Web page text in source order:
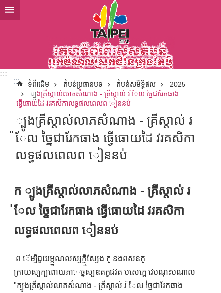
ទៅកាន់មាតិកាប្លុកមាតិកាសំខាន់
:::
:::
ទំព័រដើម តំបន់ប្រធានបទ តំបន់សមិទ្ធិផល
2025
្បូងគ្រីស្តាល់លាភសំណាង - គ្រីស្តាល់ រ ៉ែល ច្នៃជារែកធាង
ធ្វើធោយដៃ វរគសិកាលទ្ធផលពេលព ៀននប់
្បូងគ្រីស្តាល់លាភសំណាង - គ្រីស្តាល់ រ
៉ែល ច្នៃជារែកធាង ធ្វើធោយដៃ វរគសិកា
លទ្ធផលពេលព ៀននប់
ក ្បូងគ្រីស្តាល់លាភសំណាង - គ្រីស្តាល់ រ
៉ែល ច្នៃជារែកធាង ធ្វើធោយដៃ វរគសិកា
លទ្ធផលពេលព ៀននប់
ព ើម្បីជួយអ្ក្នណលស្សក្ថ្មីស្សែង ក្ នងពសនក្
ក្រាយស្បក្បពោយភាេច្នស្បឌតក្ងជវត បសេក្ពេ វេបណុះបណាល
"ក្បូងគ្រីស្តាល់លាភសំណាង - គ្រីស្តាល់ រ ៉ែល ច្នៃជារែកធាង